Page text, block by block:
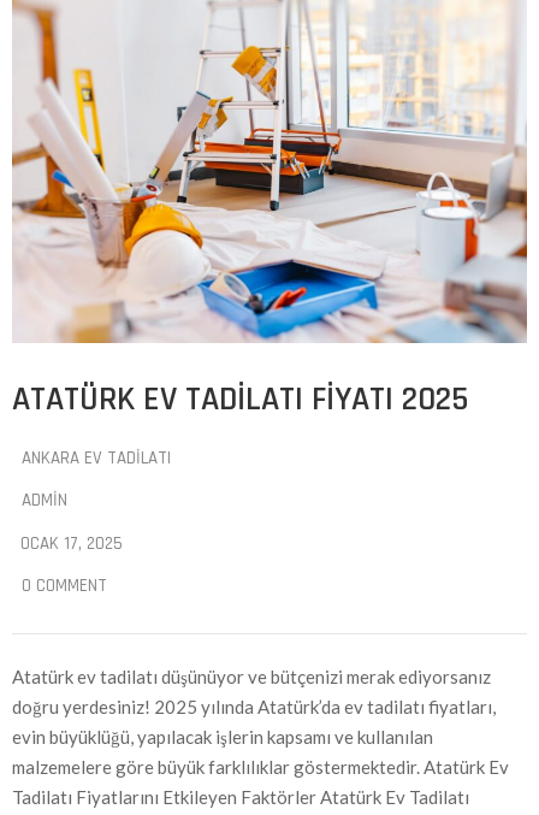
ATATÜRK EV TADILATI FIYATI 2025
ANKARA EV TADILATI
ADMIN
OCAK 17, 2025
0 COMMENT
Atatürk ev tadilatı düşünüyor ve bütçenizi merak ediyorsanız
doğru yerdesiniz! 2025 yılında Atatürk’da ev tadilatı fiyatları,
evin büyüklüğü, yapılacak işlerin kapsamı ve kullanılan
malzemelere göre büyük farklılıklar göstermektedir. Atatürk Ev
Tadilatı Fiyatlarını Etkileyen Faktörler Atatürk Ev Tadilatı